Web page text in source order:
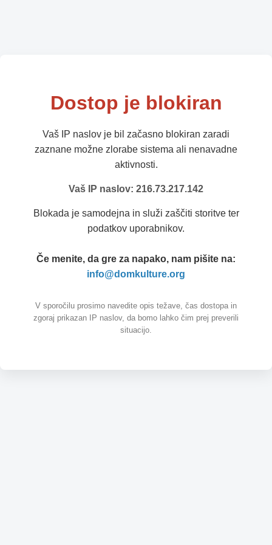
Dostop je blokiran
Vaš IP naslov je bil začasno blokiran zaradi
zaznane možne zlorabe sistema ali nenavadne
aktivnosti.
Vaš IP naslov: 216.73.217.142
Blokada je samodejna in služi zaščiti storitve ter
podatkov uporabnikov.
Če menite, da gre za napako, nam pišite na:
info@domkulture.org
V sporočilu prosimo navedite opis težave, čas dostopa in
zgoraj prikazan IP naslov, da bomo lahko čim prej preverili
situacijo.